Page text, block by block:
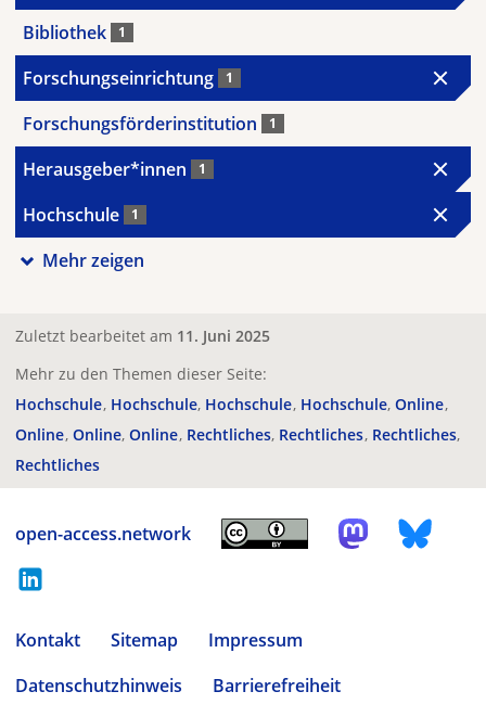
Bibliothek 1
Forschungseinrichtung 1
Forschungsförderinstitution 1
Herausgeber*innen 1
Hochschule 1
Mehr zeigen
Zuletzt bearbeitet am 11. Juni 2025
Mehr zu den Themen dieser Seite:
Hochschule Hochschule Hochschule Hochschule Online
Online Online Online Rechtliches Rechtliches Rechtliches
Rechtliches
open-access.network
Kontakt Sitemap
Impressum
Datenschutzhinweis
Barrierefreiheit